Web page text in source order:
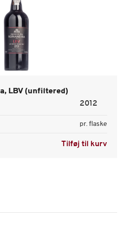
LBV (unfiltered)
2012
pr. flaske
Tilføj til kurv